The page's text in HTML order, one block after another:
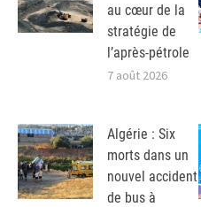
au cœur de la
stratégie de
l’après-pétrole
7 août 2026
Algérie : Six
morts dans un
nouvel accident
de bus à